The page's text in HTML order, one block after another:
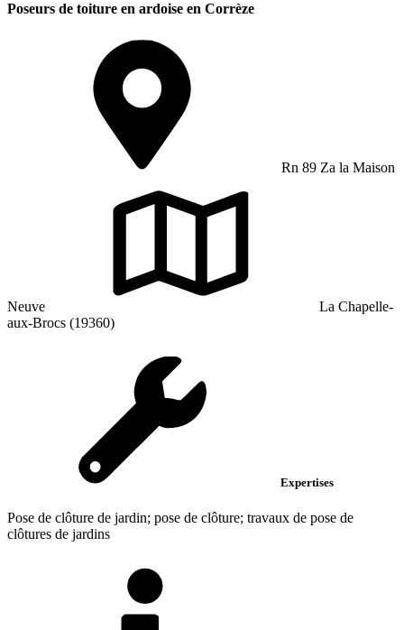
Poseurs de toiture en ardoise en Corrèze
Rn 89 Za la Maison
Neuve
La Chapelle-
aux-Brocs (19360)
Expertises
Pose de clôture de jardin; pose de clôture; travaux de pose de
clôtures de jardins